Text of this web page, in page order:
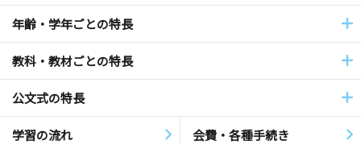
年齢・学年ごとの特長
教科・教材ごとの特長
公文式の特長
学習の流れ 会費・各種手続き